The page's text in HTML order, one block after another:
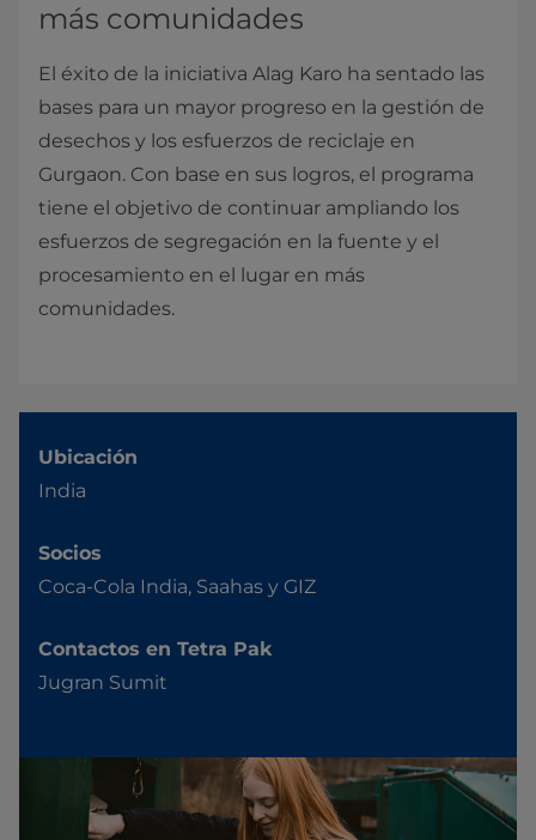
más comunidades
El éxito de la iniciativa Alag Karo ha sentado las
bases para un mayor progreso en la gestión de
desechos y los esfuerzos de reciclaje en
Gurgaon. Con base en sus logros, el programa
tiene el objetivo de continuar ampliando los
esfuerzos de segregación en la fuente y el
procesamiento en el lugar en más
comunidades.
Ubicación
India
Socios
Coca-Cola India, Saahas y GIZ
Contactos en Tetra Pak
Jugran Sumit